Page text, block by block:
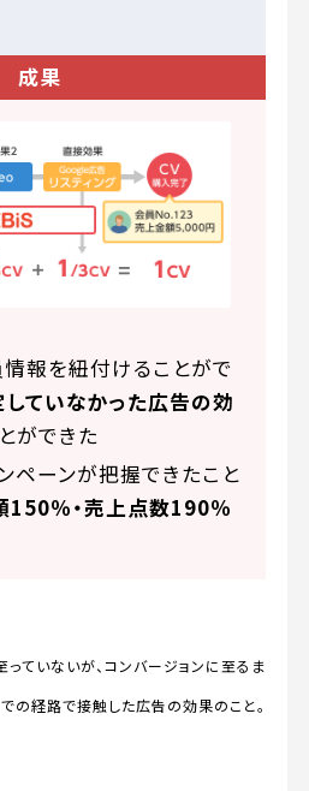
成果
報を紐付けることがで
していなかった広告の効
ができた
ペーンが把握できたこと
150％・売上点数190％
ていないが、コンバージョンに至るま
での経路で接触した広告の効果のこと。